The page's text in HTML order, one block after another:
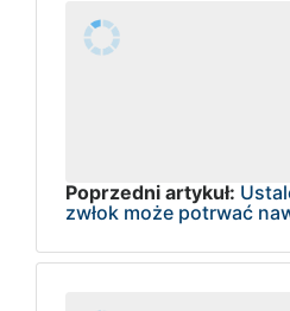
Poprzedni artykuł:
zwłok może potrwać